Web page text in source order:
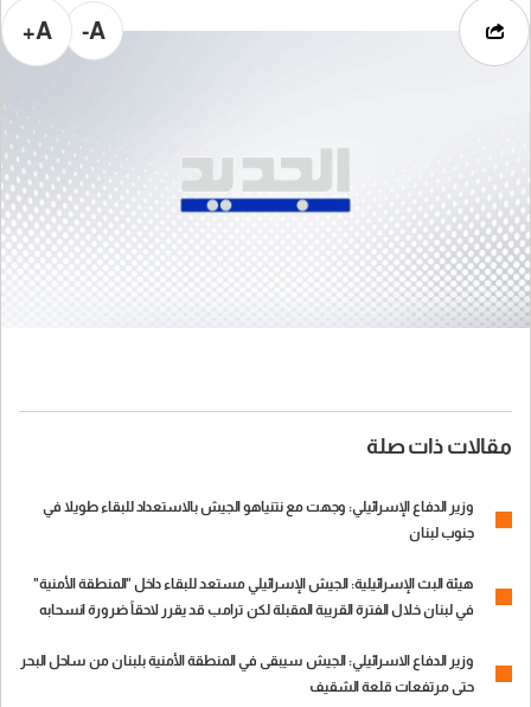
A-
A+
مقالات ذات صلة
وزير الدفاع الإسرائيلي: وجهت مع نتنياهو الجيش بالاستعداد للبقاء طويلا في
جنوب لبنان
هيئة البث الإسرائيلية: الجيش الإسرائيلي مستعد للبقاء داخل "المنطقة الأمنية"
في لبنان خلال الفترة القريبة المقبلة لكن ترامب قد يقرر لاحقاً ضرورة انسحابه
وزير الدفاع الاسرائيلي: الجيش سيبقى في المنطقة الأمنية بلبنان من ساحل البحر
حتى مرتفعات قلعة الشقيف